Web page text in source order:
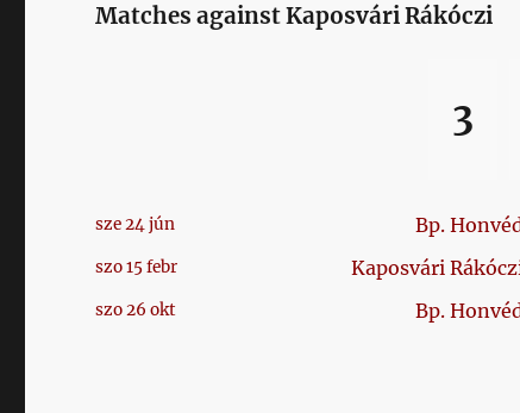
Matches against Kaposvári Rákóczi
3
sze 24 jún Bp.
szo 15 febr Kaposvári
szo 26 okt Bp.